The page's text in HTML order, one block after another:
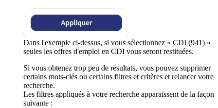
Dans l'exemple ci-dessus, si vous sélectionnez « CDI (941) »
seules les offres d'emploi en CDI vous seront restituées.
Si vous obtenez trop peu de résultats, vous pouvez supprimer
certains mots-clés ou certains filtres et critères et relancer votre
recherche.
Les filtres appliqués à votre recherche apparaissent de la façon
suivante :